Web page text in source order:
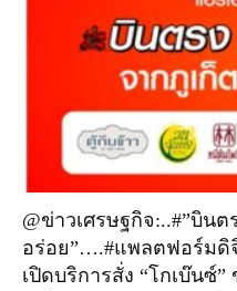
@ข่าวเศรษฐกิจ:..#”บินต
อร่อย”….#แพลตฟอร์มดิจิ
เปิดบริการสั่ง “โกเบ๊นซ์